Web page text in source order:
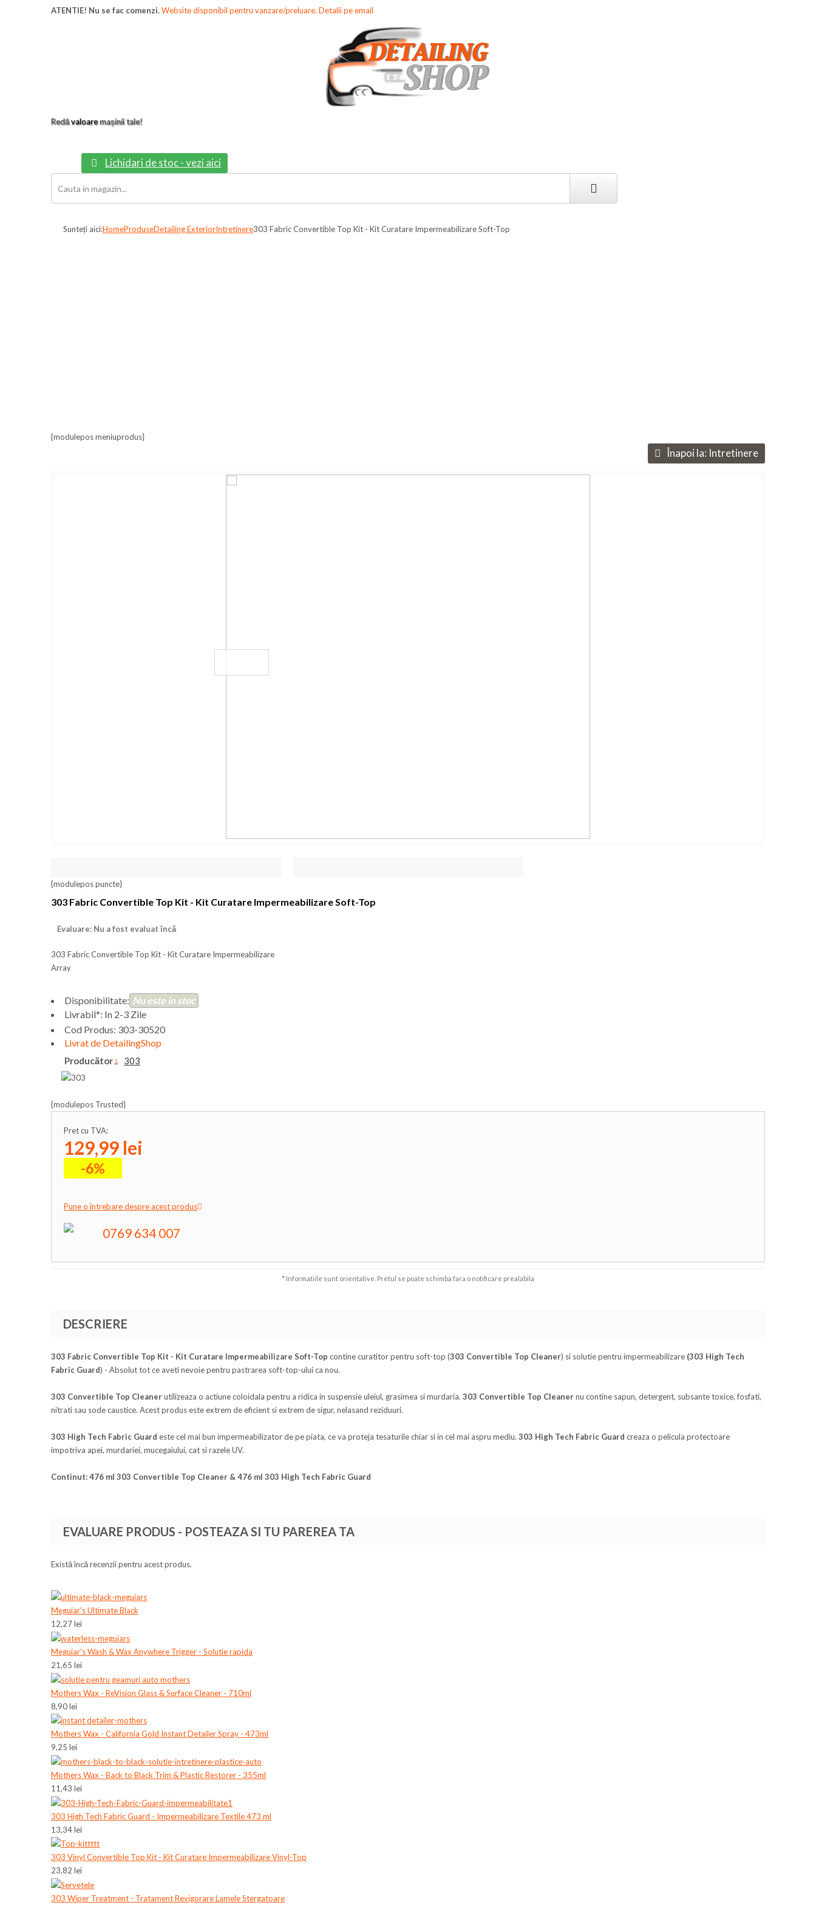
ATENTIE! Nu se fac comenzi.Website disponibil pentru vanzare/preluare. Detalii pe email
Redăvaloaremașinii tale!
Lichidari de stoc - vezi aici
Sunteți aici:HomeProduseDetailing ExteriorIntretinere303 Fabric Convertible Top Kit - Kit Curatare Impermeabilizare Soft-Top
{modulepos meniuprodus}
Înapoi la: Intretinere
{modulepos puncte}
303 Fabric Convertible Top Kit - Kit Curatare Impermeabilizare Soft-Top
Evaluare: Nu a fost evaluat încă
303 Fabric Convertible Top Kit - Kit Curatare Impermeabilizare
Array
Disponibilitate: Nu este in stoc
Livrabil*: In 2-3 Zile
Cod Produs: 303-30520
Livrat de DetailingShop
Producător 303
{modulepos Trusted}
Pret cu TVA:
129,99 lei
-6%
Pune o întrebare despre acest produs
0769 634 007
* Informatiile sunt orientative. Pretul se poate schimba fara o notificare prealabila
DESCRIERE
303 Fabric Convertible Top Kit - Kit Curatare Impermeabilizare Soft-Top contine curatitor pentru soft-top (303 Convertible Top Cleaner) si solutie pentru impermeabilizare (303 High Tech
Fabric Guard) - Absolut tot ce aveti nevoie pentru pastrarea soft-top-ului ca nou.
303 Convertible Top Cleanerutilizeaza o actiune coloidala pentru a ridica in suspensie uleiul, grasimea si murdaria. 303 Convertible Top Cleanernu contine sapun, detergent, subsante toxice, fosfati,
nitrati sau sode caustice. Acest produs este extrem de eficient si extrem de sigur, nelasand reziduuri.
303 High Tech Fabric Guard este cel mai bun impermeabilizator de pe piata, ce va proteja tesaturile chiar si in cel mai aspru mediu. 303 High Tech Fabric Guard creaza o pelicula protectoare
impotriva apei, murdariei, mucegaiului, cat si razele UV.
Continut: 476 ml 303 Convertible Top Cleaner & 476 ml 303 High Tech Fabric Guard
EVALUARE PRODUS - POSTEAZA SI TU PAREREA TA
Există încă recenzii pentru acest produs.
Meguiar's Ultimate Black
12,27 lei
Meguiar's Wash & Wax Anywhere Trigger - Solutie rapida
21,65 lei
Mothers Wax - ReVision Glass & Surface Cleaner - 710ml
8,90 lei
Mothers Wax - California Gold Instant Detailer Spray - 473ml
9,25 lei
Mothers Wax - Back to Black Trim & Plastic Restorer - 355ml
11,43 lei
303 High Tech Fabric Guard - Impermeabilizare Textile 473 ml
13,34 lei
303 Vinyl Convertible Top Kit - Kit Curatare Impermeabilizare Vinyl-Top
23,82 lei
303 Wiper Treatment - Tratament Revigorare Lamele Stergatoare